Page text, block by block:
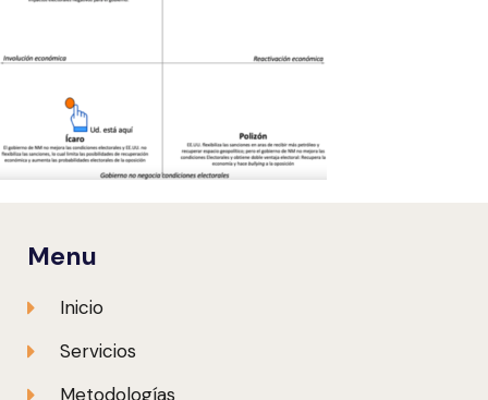
Menu
Inicio
Servicios
Metodologías